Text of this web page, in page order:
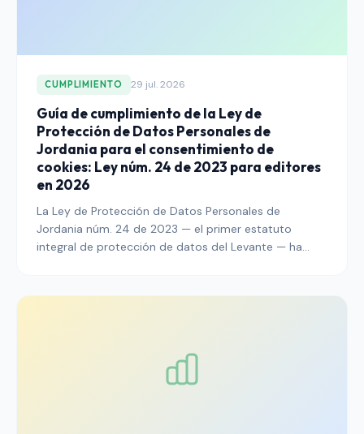
CUMPLIMIENTO 29 jul. 2026
Guía de cumplimiento de la Ley de
Protección de Datos Personales de
Jordania para el consentimiento de
cookies: Ley núm. 24 de 2023 para editores
en 2026
La Ley de Protección de Datos Personales de
Jordania núm. 24 de 2023 — el primer estatuto
integral de protección de datos del Levante — ha
Protección de Datos Personales. Esta guía explica lo
arquitectura de banners, el registro de auditoría y las
divulgaciones de transferencias transfronterizas con
la Ley y las normativas de apoyo antes de 2026.